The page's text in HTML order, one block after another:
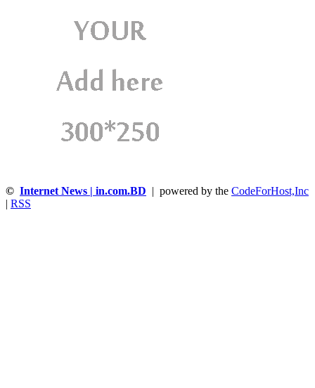
© Internet News | in.com.BD | powered by the CodeForHost,Inc
RSS